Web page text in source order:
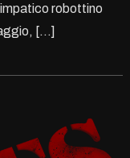
robottino
[…]